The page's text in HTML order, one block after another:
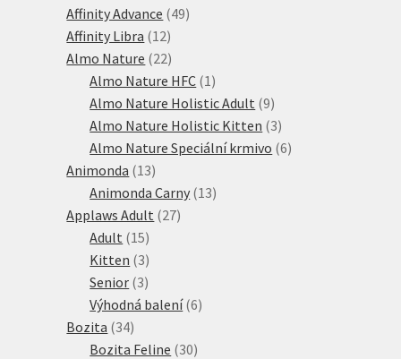
produkty
Affinity Advance 4949
Affinity Libra 1212
produktů
Almo Nature 2222
produktů
Almo Nature HFC 1 1
produkt
Almo Nature Holistic Adult 99
produktů
Almo Nature Holistic Kitten 33
produkty
Almo Nature Speciální krmivo 66
Animonda 1313
produktů
Animonda Carny 1313
Applaws Adult 2727
Adult 1515
produktů
Kitten 33
produkty
Senior 33
produkty
Výhodná balení 66
Bozita 3434
produktů
Bozita Feline 3030